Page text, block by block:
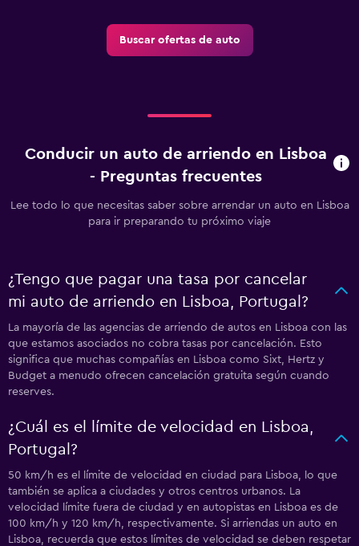
Buscar ofertas de auto
Conducir un auto de arriendo en Lisboa
- Preguntas frecuentes
Lee todo lo que necesitas saber sobre arrendar un auto en Lisboa
para ir preparando tu próximo viaje
¿Tengo que pagar una tasa por cancelar
mi auto de arriendo en Lisboa, Portugal?
La mayoría de las agencias de arriendo de autos en Lisboa con las
que estamos asociados no cobra tasas por cancelación. Esto
significa que muchas compañías en Lisboa como Sixt, Hertz y
Budget a menudo ofrecen cancelación gratuita según cuando
reserves.
¿Cuál es el límite de velocidad en Lisboa,
Portugal?
50 km/h es el límite de velocidad en ciudad para Lisboa, lo que
también se aplica a ciudades y otros centros urbanos. La
velocidad límite fuera de ciudad y en autopistas en Lisboa es de
100 km/h y 120 km/h, respectivamente. Si arriendas un auto en
Lisboa, recuerda que estos límites de velocidad se deben respetar